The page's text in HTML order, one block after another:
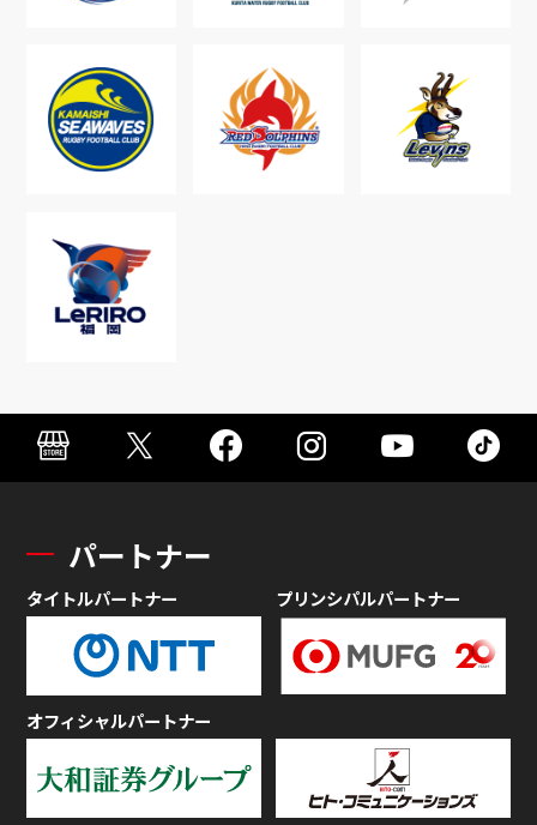
パートナー
タイトルパートナー プリンシパルパートナー
オフィシャルパートナー